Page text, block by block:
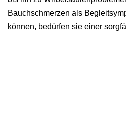
Bauchschmerzen als
können, bedürfen sie einer